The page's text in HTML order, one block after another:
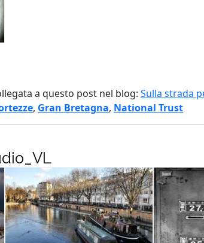
a questo post nel blog: Sulla strada
, Gran Bretagna, National Trust